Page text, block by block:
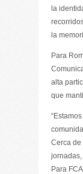
la
la
Para
alta
que
Cerca de
Para